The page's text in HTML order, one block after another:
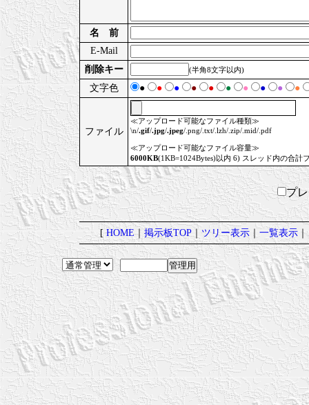
名 前
E-Mail
削除キー
(半角8文字以内)
文字色 ● ● ● ● ● ● ● ● ● ●
ファイル
≪アップロード可能なファイル種類≫
\n/.gif/.jpg/.jpeg/.png/.txt/.lzh/.zip/.mid/.pdf
≪アップロード可能なファイル容量≫
6000KB(1KB=1024Bytes)以内 6) スレッド内の合計
プ
[HOME｜掲示板TOP｜ ツリー表示｜ 一覧表示｜